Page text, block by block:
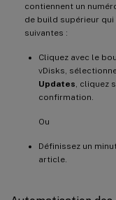
contiennent un
de build supérieur qui
suivantes :
Cliquez avec le
vDisks,
Updates , cliquez
confirmation.
Ou
Définissez un
article.